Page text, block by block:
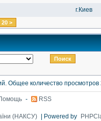
г.Киев
>
Общее количество просмотров
- RSS
(НАКСУ) | Powered by